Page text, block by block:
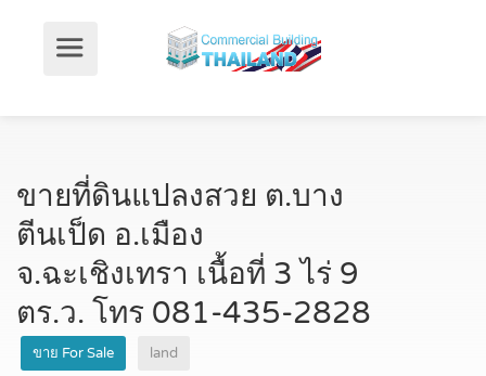
ขายที่ดินแปลงสวย ต.บาง
ตีนเป็ด อ.เมือง
จ.ฉะเชิงเทรา เนื้อที่ 3 ไร่ 9
ตร.ว. โทร 081-435-2828
ขาย For Sale land